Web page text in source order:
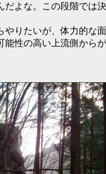
だよな。この段階では
やりたいが、体力的な
能性の高い上流側から